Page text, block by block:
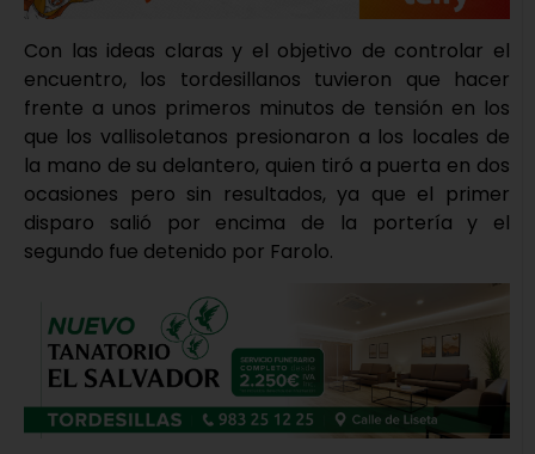
Con las ideas claras y el objetivo de controlar el
encuentro, los tordesillanos tuvieron que hacer
frente a unos primeros minutos de tensión en los
que los vallisoletanos presionaron a los locales de
la mano de su delantero, quien tiró a puerta en dos
ocasiones pero sin resultados, ya que el primer
disparo salió por encima de la portería y el
segundo fue detenido por Farolo.